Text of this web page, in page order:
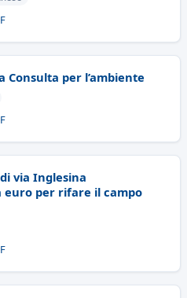
Consulta per l’ambiente
via Inglesina
euro per rifare il campo